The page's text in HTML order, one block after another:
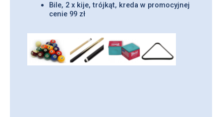
Bile, 2 x kije, trójkąt, kreda w promocyjnej
cenie 99 zł